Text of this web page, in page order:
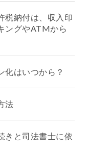
税納付は、収入印
ングやATMから
化はいつから？
法
きと司法書士に依